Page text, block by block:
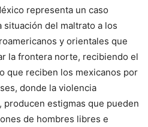
representa un caso
situación del maltrato a los
y orientales que
la frontera norte, recibiendo el
que reciben los mexicanos por
donde la violencia
producen estigmas que pueden
de hombres libres e